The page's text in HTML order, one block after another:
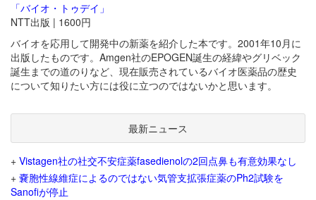
「バイオ・トゥデイ」
NTT出版 | 1600円
バイオを応用して開発中の新薬を紹介した本です。2001年10月に
出版したものです。Amgen社のEPOGEN誕生の経緯やグリベック
誕生までの道のりなど、現在販売されているバイオ医薬品の歴史
について知りたい方には役に立つのではないかと思います。
最新ニュース
+ Vistagen社の社交不安症薬fasedienolの2回点鼻も有意効果なし
+ 嚢胞性線維症によるのではない気管支拡張症薬のPh2試験を
Sanofiが停止